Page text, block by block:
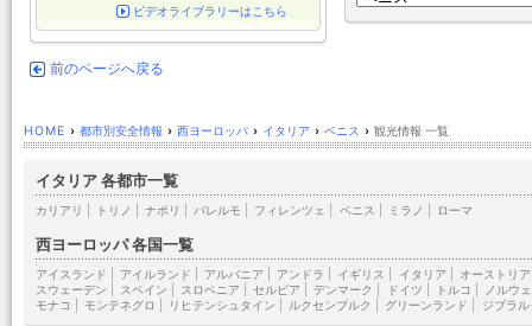
ビデオライブラリーはこちら
前のページへ戻る
HOME › 都市別安全情報 › 西ヨーロッパ › イタリア › ベニス › 観光情報 一覧
イタリア 各都市一覧
カリアリ トリノ ナポリ パレルモ フィレンツェ ベニス ミラノ ローマ
西ヨーロッパ 各国一覧
アイスランド アイルランド アルバニア アンドラ イギリス イタリア オーストリア
スウェーデン
スペイン スロベニア セルビア デンマーク ドイツ トルコ
ノルウ
モナコ
モンテネグロ リヒテンシュタイン ルクセンブルク グリーンランド ジブラル